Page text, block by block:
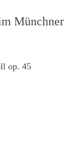
Münchner
op. 45